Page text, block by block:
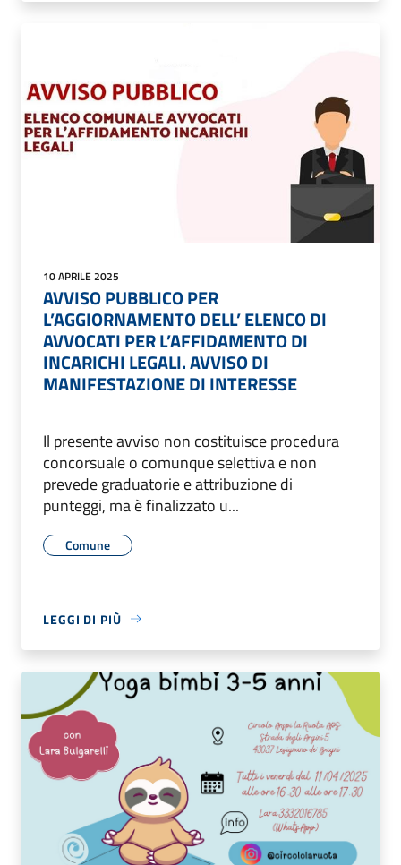
10 APRILE 2025
AVVISO PUBBLICO PER
L’AGGIORNAMENTO DELL’ ELENCO DI
AVVOCATI PER L’AFFIDAMENTO DI
INCARICHI LEGALI. AVVISO DI
MANIFESTAZIONE DI INTERESSE
Il presente avviso non costituisce procedura
concorsuale o comunque selettiva e non
prevede graduatorie e attribuzione di
punteggi, ma è finalizzato u...
Comune
LEGGI DI PIÙ